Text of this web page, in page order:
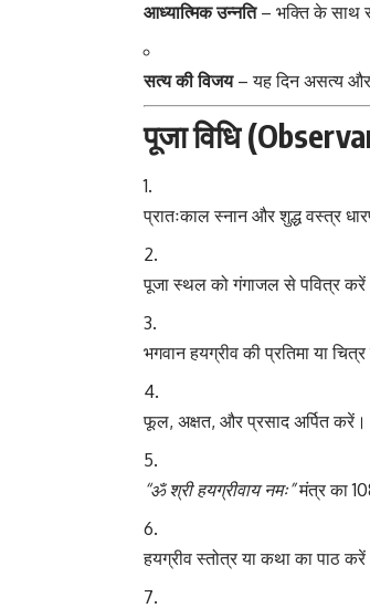
आध्यात्मिक उन्नति– भक्ति के साथ
सत्य की विजय– यह दिन असत्य और
पूजा विधि
प्रातःकाल स्नान और शुद्ध वस्त्र
पूजा स्थल को गंगाजल से पवित्र
भगवान हयग्रीव की प्रतिमा या
फूल, अक्षत, और प्रसाद अर्पित करें।
“ॐ श्री हयग्रीवाय नमः”मंत्र का
हयग्रीव स्तोत्र या कथा का पाठ